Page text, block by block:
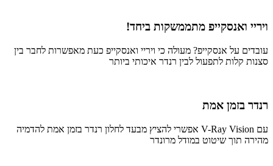
ויריי ואנסקייפ מתממשקות ביחד!
עובדים על אנסקייפ? מעולה כי ויריי ואנסקייפ כעת מאפשרות לחבר בין
סצנות קלות לתפעול לבין רנדר איכותי ביותר
רנדר בזמן אמת
עם V-Ray Vision אפשרי להציץ מבעד לחלון רנדר בזמן אמת להדמיה
מהירה תוך שיטוט במודל מרונדר